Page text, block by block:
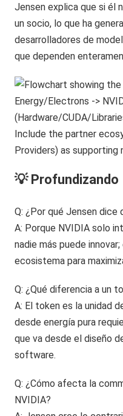
Jensen explica que si él
un socio, lo que ha
desarrolladores de
que dependen
💡 Profundizando
Q: ¿Por qué Jensen dice
A: Porque NVIDIA solo
nadie más puede
ecosistema para
Q: ¿Qué diferencia a un
A: El token es la unidad
desde energía pura
que va desde el diseño
software.
Q: ¿Cómo afecta la
NVIDIA?